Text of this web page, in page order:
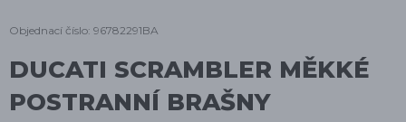
Objednací číslo: 96782291BA
DUCATI SCRAMBLER MĚKKÉ
POSTRANNÍ BRAŠNY